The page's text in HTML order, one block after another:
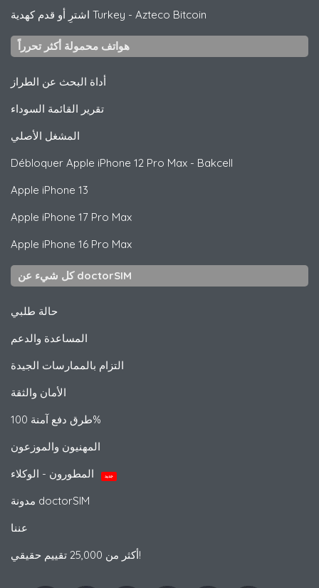
اشترِ أو قدم كهدية Turkey - Azteco Bitcoin
هواتف محمولة أكثر تحرراً
أداة البحث عن الطراز
تقرير القائمة السوداء
المشغل الأصلي
Débloquer Apple iPhone 12 Pro Max - Bakcell
Apple iPhone 13
Apple iPhone 17 Pro Max
Apple iPhone 16 Pro Max
كل شيء عن doctorSIM
حالة طلبي
المساعدة والدعم
التزام بالممارسات الجيدة
الأمان والثقة
طرق دفع آمنة 100%
المهنيون والموزعون
جديد
مدونة doctorSIM
عننا
أكثر من 25,000 تقييم حقيقي!